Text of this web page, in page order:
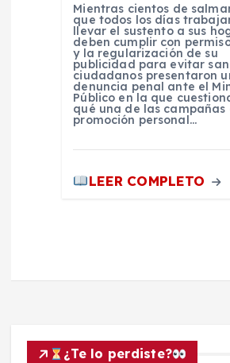
Mientras cientos de
que todos los días
llevar el sustento a sus
deben cumplir con
y la regularización de su
publicidad para evitar
ciudadanos presentaron
denuncia penal ante el
Público en la que
qué una de las campañas
promoción personal…
LEER COMPLETO
¿Te lo perdiste?